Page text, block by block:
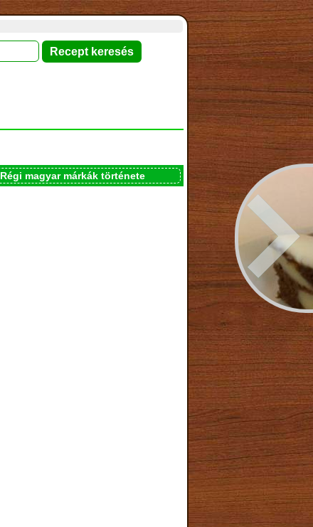
Régi magyar márkák története